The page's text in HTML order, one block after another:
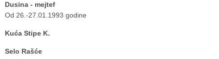
Dusina - mejtef
Od 26.-27.01.1993 godine
Kuća Stipe K.
Selo Rašće